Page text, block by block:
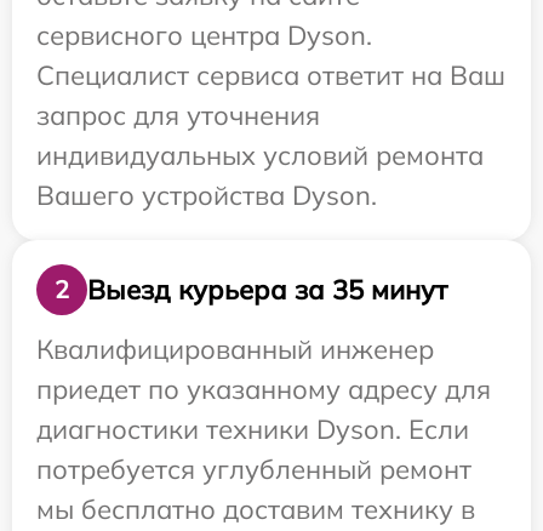
сервисного центра Dyson.
Специалист сервиса ответит на Ваш
запрос для уточнения
индивидуальных условий ремонта
Вашего устройства Dyson.
2
Выезд курьера за 35 минут
Квалифицированный инженер
приедет по указанному адресу для
диагностики техники Dyson. Если
потребуется углубленный ремонт
мы бесплатно доставим технику в